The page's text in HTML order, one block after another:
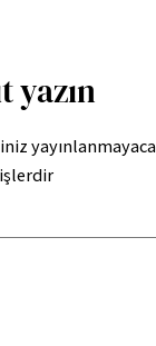
yazın